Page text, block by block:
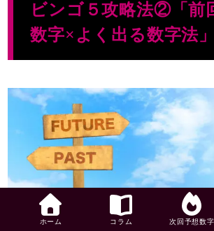
ホーム コラム 次回予想数字
ビンゴ５攻略法②「前
数字×よく出る数字法」